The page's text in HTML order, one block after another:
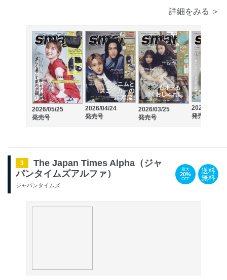
詳細をみる ＞
2026/05/25
発売号
2026/04/24
発売号
2026/03/25
発売号
2026/01/23
発売号
3
The Japan Times Alpha（ジャ
パンタイムズアルファ）
ジャパンタイムズ
最大
20%
OFF
送料
無料